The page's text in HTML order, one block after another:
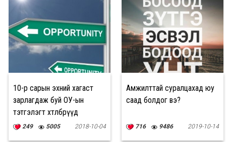
10-р сарын эхний хагаст
зарлагдаж буй ОУ-ын
тэтгэлэгт хөтөлбөрүүд
249 5005 2018-10-04
Амжилттай суралцахад юу
саад болдог вэ?
716 9486 2019-10-14